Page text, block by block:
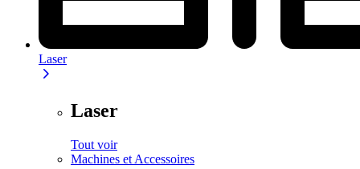
Laser
Laser
Tout voir
Machines et Accessoires